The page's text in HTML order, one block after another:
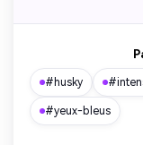
#husky
#yeux-bleus